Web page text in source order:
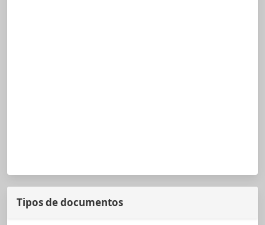
Tipos de documentos